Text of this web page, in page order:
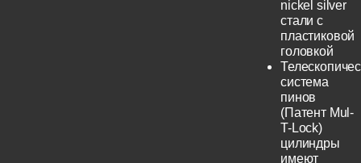
nickel silver
стали с
пластиковой
головкой
система
пинов
(Патент Mul-
T-Lock)
цилиндры
имеют